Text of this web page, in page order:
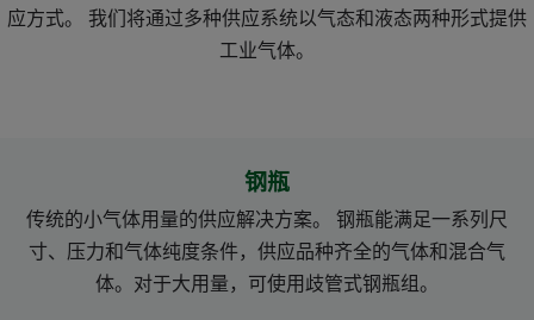
应方式。 我们将通过多种供应系统以气态和液态两种形式提供
工业气体。
钢瓶
传统的小气体用量的供应解决方案。 钢瓶能满足一系列尺
寸、压力和气体纯度条件，供应品种齐全的气体和混合气
体。对于大用量，可使用歧管式钢瓶组。